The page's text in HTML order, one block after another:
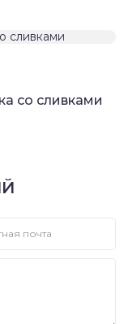
со сливками